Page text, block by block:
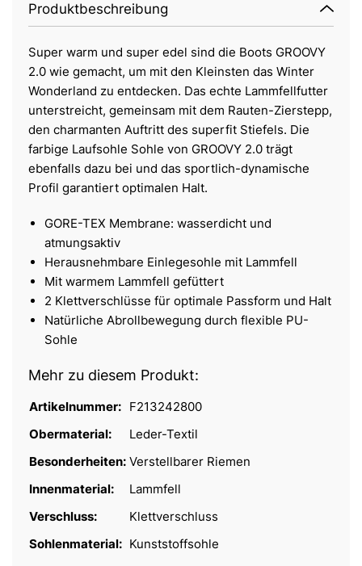
Produktbeschreibung
Super warm und super edel sind die Boots GROOVY
2.0 wie gemacht, um mit den Kleinsten das Winter
Wonderland zu entdecken. Das echte Lammfellfutter
unterstreicht, gemeinsam mit dem Rauten-Zierstepp,
den charmanten Auftritt des superfit Stiefels. Die
farbige Laufsohle Sohle von GROOVY 2.0 trägt
ebenfalls dazu bei und das sportlich-dynamische
Profil garantiert optimalen Halt.
GORE-TEX Membrane: wasserdicht und
atmungsaktiv
Herausnehmbare Einlegesohle mit Lammfell
Mit warmem Lammfell gefüttert
2 Klettverschlüsse für optimale Passform und Halt
Natürliche Abrollbewegung durch flexible PU-
Sohle
Mehr zu diesem Produkt:
Artikelnummer: F213242800
Obermaterial:
Leder-Textil
Besonderheiten: Verstellbarer Riemen
Innenmaterial:
Lammfell
Verschluss:
Klettverschluss
Sohlenmaterial: Kunststoffsohle